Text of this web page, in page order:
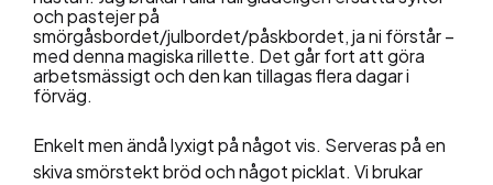
och pastejer på
smörgåsbordet/julbordet/påskbordet, ja ni förstår –
med denna magiska rillette. Det går fort att göra
arbetsmässigt och den kan tillagas flera dagar i
förväg.
Enkelt men ändå lyxigt på något vis. Serveras på en
skiva smörstekt bröd och något picklat. Vi brukar